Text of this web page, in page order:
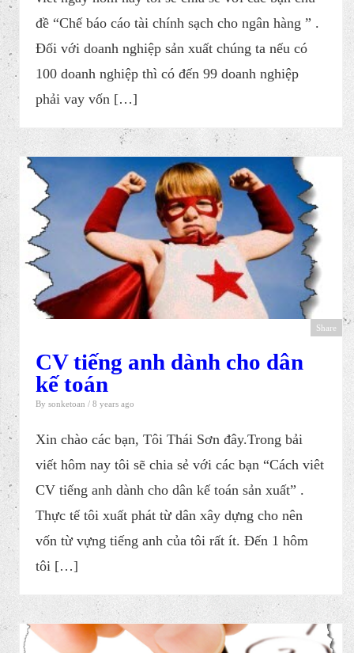
đề “C hế báo cáo tài chính sạch cho ngân hàng ” .
Đối với doanh nghiệp sản xuất chúng ta nếu có
100 doanh nghiệp thì có đến 99 doanh nghiệp
phải vay vốn […]
Share
CV tiếng anh dành cho dân
kế toán
By sonketoan / 8 years ago
Xin chào các bạn, Tôi Thái Sơn đây.Trong bải
viết hôm nay t​ôi sẽ chia sẻ với các bạn “Cách viêt
CV tiếng anh dành cho dân kế toán sản xuất” .
Thực tế tôi xuất phát từ dân xây dựng cho nên
vốn từ vựng tiếng anh của tôi rất ít. Đến 1 hôm
tôi […]